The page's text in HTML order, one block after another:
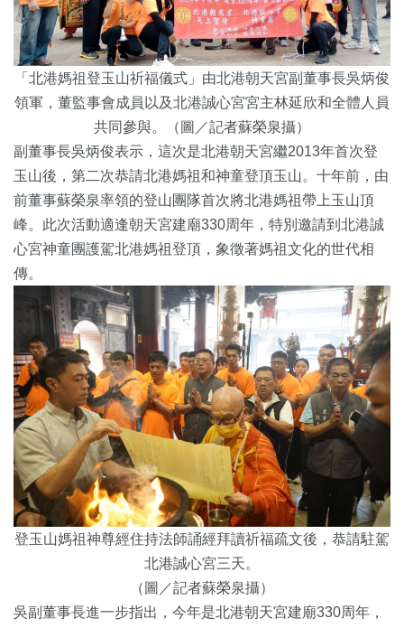
「北港媽祖登玉山祈福儀式」由北港朝天宮副董事長吳炳俊
領軍，董監事會成員以及北港誠心宮宮主林延欣和全體人員
共同參與。（圖／記者蘇榮泉攝）
副董事長吳炳俊表示，這次是北港朝天宮繼2013年首次登
玉山後，第二次恭請北港媽祖和神童登頂玉山。十年前，由
前董事蘇榮泉率領的登山團隊首次將北港媽祖帶上玉山頂
峰。此次活動適逢朝天宮建廟330周年，特別邀請到北港誠
心宮神童團護駕北港媽祖登頂，象徵著媽祖文化的世代相
傳。
登玉山媽祖神尊經住持法師誦經拜讀祈福疏文後，恭請駐駕
北港誠心宮三天。
（圖／記者蘇榮泉攝）
吳副董事長進一步指出，今年是北港朝天宮建廟330周年，